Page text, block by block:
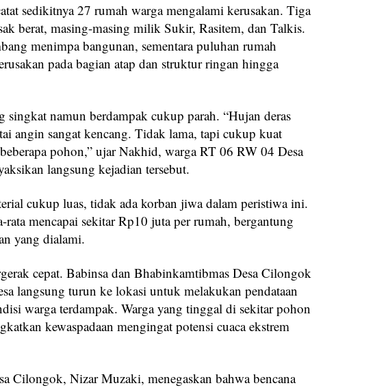
sedikitnya 27 rumah warga mengalami kerusakan. Tiga
berat, masing-masing milik Sukir, Rasitem, dan Talkis.
menimpa bangunan, sementara puluhan rumah
pada bagian atap dan struktur ringan hingga
singkat namun berdampak cukup parah. “Hujan deras
angin sangat kencang. Tidak lama, tapi cukup kuat
pohon,” ujar Nakhid, warga RT 06 RW 04 Desa
langsung kejadian tersebut.
cukup luas, tidak ada korban jiwa dalam peristiwa ini.
mencapai sekitar Rp10 juta per rumah, bergantung
yang dialami.
cepat. Babinsa dan Bhabinkamtibmas Desa Cilongok
langsung turun ke lokasi untuk melakukan pendataan
warga terdampak. Warga yang tinggal di sekitar pohon
kewaspadaan mengingat potensi cuaca ekstrem
Cilongok, Nizar Muzaki, menegaskan bahwa bencana